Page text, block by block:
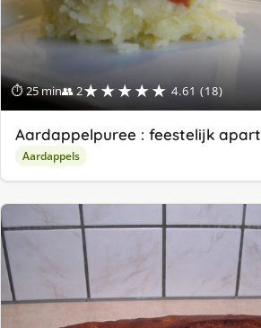
⏱ 25 min👥 2★★★★★ 4.61 (18)
Aardappelpuree : feestelijk apart
Aardappels